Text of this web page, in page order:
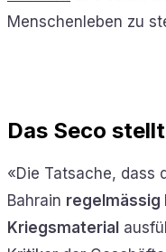
Menschenleben zu
Das Seco
«Die Tatsache, dass
Bahrain regelmässig
Kriegsmaterial